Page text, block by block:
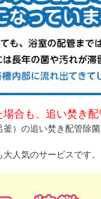
合も、追い焚き
）の追い焚き配管除菌
人気のサービスです。